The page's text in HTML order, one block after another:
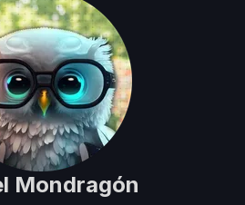
Identidad
Directorio
Contacto
Créditos
y Estrategias
/ Posgrados
Temáticos
de Docencia
Académicas
de Investigación
y Congresos
y Reconocimientos
Mondragón